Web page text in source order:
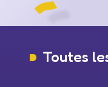
Toutes